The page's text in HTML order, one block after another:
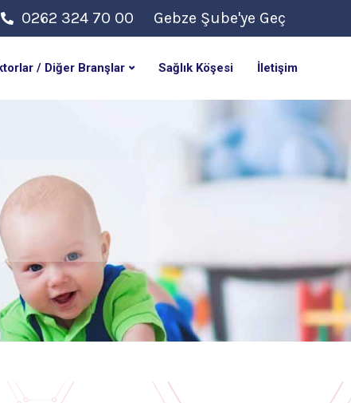
0262 324 70 00 Gebze Şube'ye Geç
/ Diğer Branşlar Sağlık Köşesi İletişim